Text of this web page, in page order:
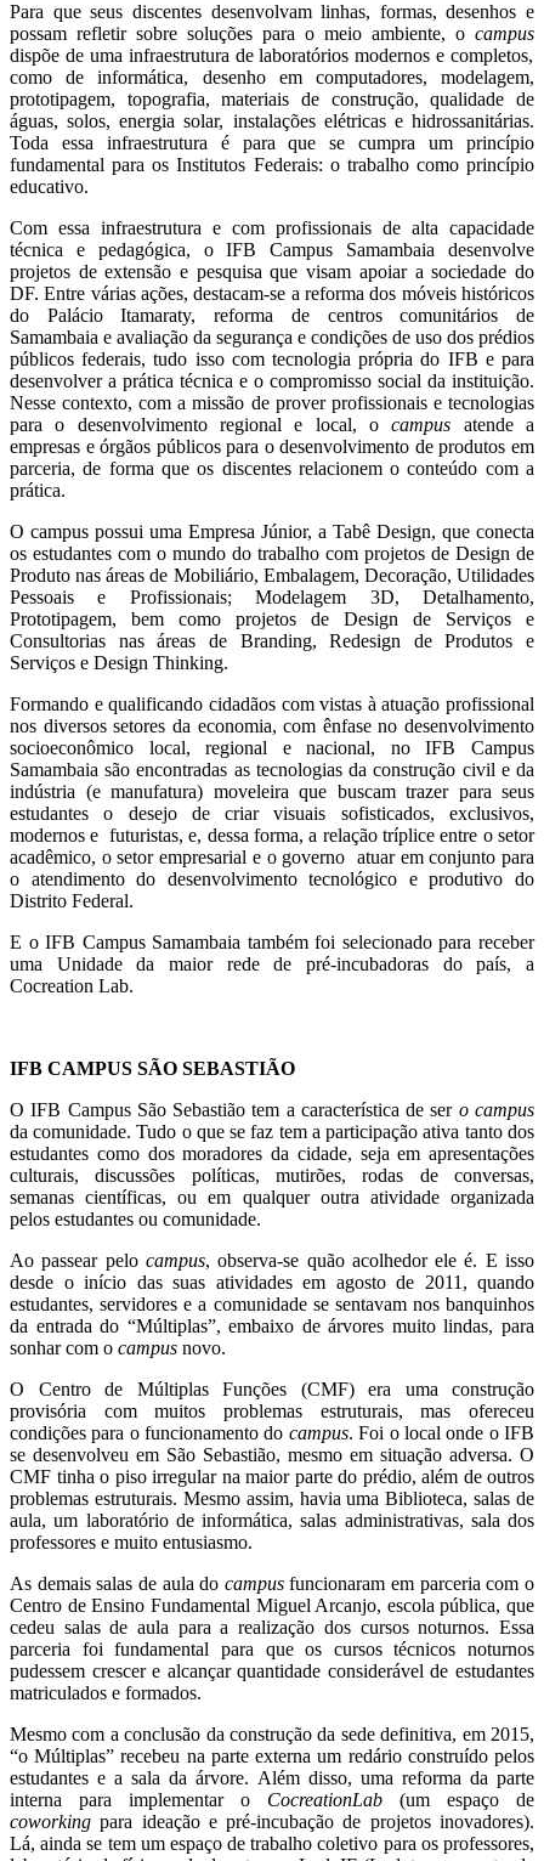
Para que seus discentes desenvolvam linhas, formas, desenhos e
possam refletir sobre soluções para o meio ambiente, o campus
dispõe de uma infraestrutura de laboratórios modernos e completos,
como de informática, desenho em computadores, modelagem,
prototipagem, topografia, materiais de construção, qualidade de
águas, solos, energia solar, instalações elétricas e hidrossanitárias.
Toda essa infraestrutura é para que se cumpra um princípio
fundamental para os Institutos Federais: o trabalho como princípio
educativo.
Com essa infraestrutura e com profissionais de alta capacidade
técnica e pedagógica, o IFB Campus Samambaia desenvolve
projetos de extensão e pesquisa que visam apoiar a sociedade do
DF. Entre várias ações, destacam-se a reforma dos móveis históricos
do Palácio Itamaraty, reforma de centros comunitários de
Samambaia e avaliação da segurança e condições de uso dos prédios
públicos federais, tudo isso com tecnologia própria do IFB e para
desenvolver a prática técnica e o compromisso social da instituição.
Nesse contexto, com a missão de prover profissionais e tecnologias
para o desenvolvimento regional e local, ocampus atende a
empresas e órgãos públicos para o desenvolvimento de produtos em
parceria, de forma que os discentes relacionem o conteúdo com a
prática.
O campus possui uma Empresa Júnior, a Tabê Design, que conecta
os estudantes com o mundo do trabalho com projetos de Design de
Produto nas áreas de Mobiliário, Embalagem, Decoração, Utilidades
Pessoais e Profissionais; Modelagem 3D, Detalhamento,
Prototipagem, bem como projetos de Design de Serviços e
Consultorias nas áreas de Branding, Redesign de Produtos e
Serviços e Design Thinking.
Formando e qualificando cidadãos com vistas à atuação profissional
nos diversos setores da economia, com ênfase no desenvolvimento
socioeconômico local, regional e nacional, no IFB Campus
Samambaia são encontradas as tecnologias da construção civil e da
indústria (e manufatura) moveleira que buscam trazer para seus
estudantes o desejo de criar visuais sofisticados, exclusivos,
modernos e futuristas, e, dessa forma, a relação tríplice entre o setor
acadêmico, o setor empresarial e o governo atuar em conjunto para
o atendimento do desenvolvimento tecnológico e produtivo do
Distrito Federal.
E o IFB Campus Samambaia tambémfoi selecionado para receber
uma Unidade da maior rede de pré-incubadoras do país, a
Cocreation Lab.
IFB CAMPUS SÃO SEBASTIÃO
O IFB Campus São Sebastião tem a característica de ser o campus
da comunidade. Tudo o que se faz tem a participação ativa tanto dos
estudantes como dos moradores da cidade, seja em apresentações
culturais, discussões políticas, mutirões, rodas de conversas,
semanas científicas, ou em qualquer outra atividade organizada
pelos estudantes ou comunidade.
Ao passear pelo campus, observa-se quão acolhedor ele é. E isso
desde o início das suas atividades em agosto de 2011, quando
estudantes, servidores e a comunidade se sentavam nos banquinhos
da entrada do “Múltiplas”, embaixo de árvores muito lindas, para
sonhar com o campus novo.
O Centro de Múltiplas Funções (CMF) era uma construção
provisória com muitos problemas estruturais, mas ofereceu
condições para o funcionamento do campus. Foi o local onde o IFB
se desenvolveu em São Sebastião, mesmo em situação adversa. O
CMF tinha o piso irregular na maior parte do prédio, além de outros
problemas estruturais. Mesmo assim, havia uma Biblioteca, salas de
aula, um laboratório de informática, salas administrativas, sala dos
professores e muito entusiasmo.
As demais salas de aula do campusfuncionaram em parceria com o
Centro de Ensino Fundamental Miguel Arcanjo, escola pública, que
cedeu salas de aula para a realização dos cursos noturnos. Essa
parceria foi fundamental para que os cursos técnicos noturnos
pudessem crescer e alcançar quantidade considerável de estudantes
matriculados e formados.
Mesmo com a conclusão da construção da sede definitiva, em 2015,
“o Múltiplas” recebeu na parte externa um redário construído pelos
estudantes e a sala da árvore. Além disso, uma reforma da parte
interna para implementar o CocreationLab (um espaço de
coworking para ideação e pré-incubação de projetos inovadores).
Lá, ainda se tem um espaço de trabalho coletivo para os professores,